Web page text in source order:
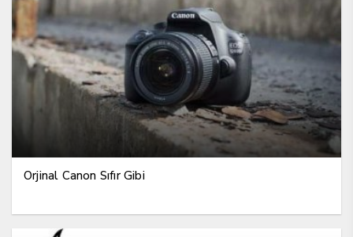
Orjinal Canon Sıfır Gibi